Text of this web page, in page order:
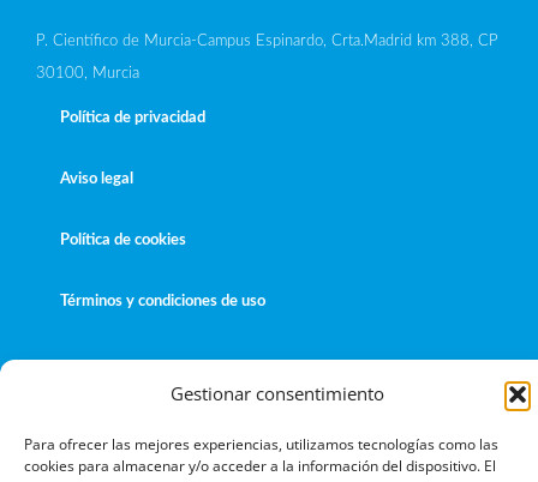
Gestionar consentimiento
Para ofrecer las mejores experiencias, utilizamos tecnologías como las
cookies para almacenar y/o acceder a la información del dispositivo. El
P. Científico de Murcia-Campus Espinardo, Crta.Madrid km 388, CP
30100, Murcia
Política de privacidad
Aviso legal
Política de cookies
Términos y condiciones de uso